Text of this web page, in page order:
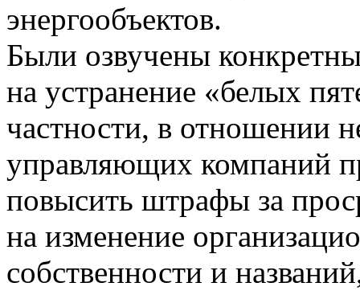
энергообъектов.
Были озвучены
на устранение «белых
частности, в отношении
управляющих компаний
повысить штрафы за
на изменение
собственности и